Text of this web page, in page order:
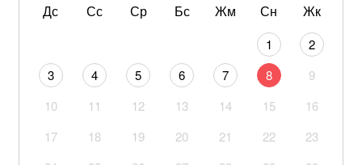
Дс
Сс Ср Бс Жм Сн Жк
1
2
3
4 5 6 7 8
9
10
11 12 13 14 15
16
17
18 19 20 21 22
23